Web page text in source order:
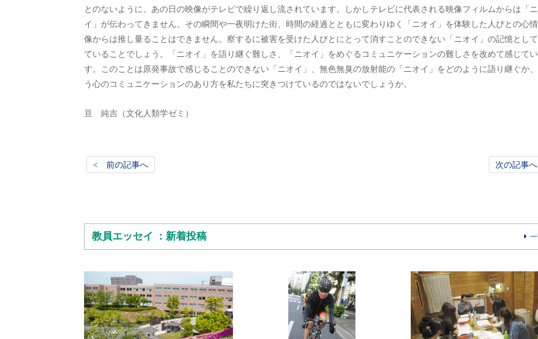
とのないように、あの日の映像がテレビで繰り返し流されています。しかしテレビに代表される映像フィルムからは「
イ」が伝わってきません。その瞬間や一夜明けた街、時間の経過とともに変わりゆく「ニオイ」を体験した人びとの心
像からは推し量ることはできません。察するに被害を受けた人びとにとって消すことのできない「ニオイ」の記憶とし
ていることでしょう。「ニオイ」を語り継ぐ難しさ、「ニオイ」をめぐるコミュニケーションの難しさを改めて感じて
す。このことは原発事故で感じることのできない「ニオイ」、無色無臭の放射能の「ニオイ」をどのように語り継ぐか
う心のコミュニケーションのあり方を私たちに突きつけているのではないでしょうか。
亘 純吉（文化人類学ゼミ）
< 前の記事へ 次の記事
教員エッセイ ：新着投稿